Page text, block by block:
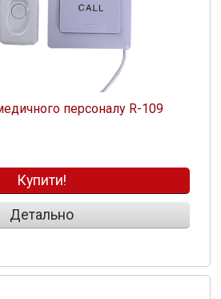
персоналу R-109
Купити!
Детально